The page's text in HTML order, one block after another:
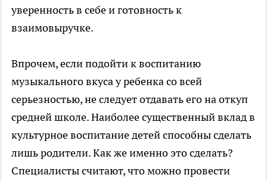
уверенность в себе и готовность к
взаимовыручке.
Впрочем, если подойти к воспитанию
музыкального вкуса у ребенка со всей
серьезностью, не следует отдавать его на откуп
средней школе. Наиболее существенный вклад в
культурное воспитание детей способны сделать
лишь родители. Как же именно это сделать?
Специалисты считают, что можно провести